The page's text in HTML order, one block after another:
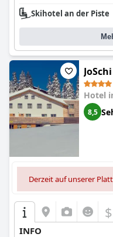
Skihotel an der Piste
Hotel
8,5
Derzeit auf unserer
$
INFO